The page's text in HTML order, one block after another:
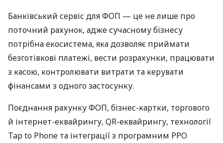
Банківський сервіс для ФОП — це не лише про
поточний рахунок, адже сучасному бізнесу
потрібна екосистема, яка дозволяє приймати
безготівкові платежі, вести розрахунки, працювати
з касою, контролювати витрати та керувати
фінансами з одного застосунку.
Поєднання рахунку ФОП, бізнес-картки, торгового
й інтернет-еквайрингу, QR-еквайрингу, технології
Tap to Phone та інтеграції з програмним РРО